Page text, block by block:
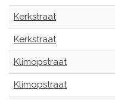
Kerkstraat
Kerkstraat
Klimopstraat
Klimopstraat